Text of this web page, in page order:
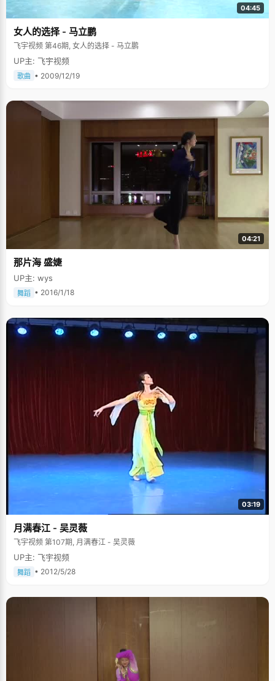
04:45
女人的选择 - 马立鹏
飞宇视频 第46期, 女人的选择 - 马立鹏
UP主: 飞宇视频
歌曲 • 2009/12/19
04:21
那片海 盛婕
UP主: wys
舞蹈 • 2016/1/18
03:19
月满春江 - 吴灵薇
飞宇视频 第107期, 月满春江 - 吴灵薇
UP主: 飞宇视频
舞蹈 • 2012/5/28